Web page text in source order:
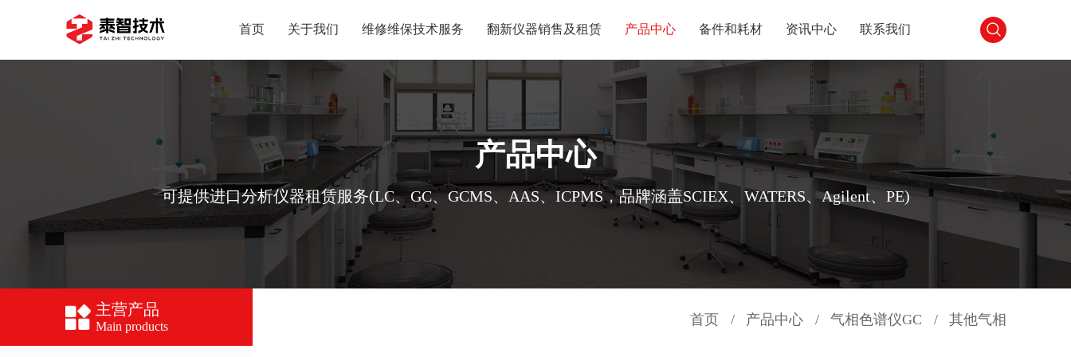
首页 关于我们 维修维保技术服务 翻新仪器销售及租赁 产品中心 备件和耗材 资讯中心 联系我们
产品中心
可提供进口分析仪器租赁服务(LC、GC、GCMS、AAS、ICPMS，品牌涵盖SCIEX、WATERS、Agilent、PE)
主营产品
Main products 首页 / 产品中心 / 气相色谱仪GC / 其他气相